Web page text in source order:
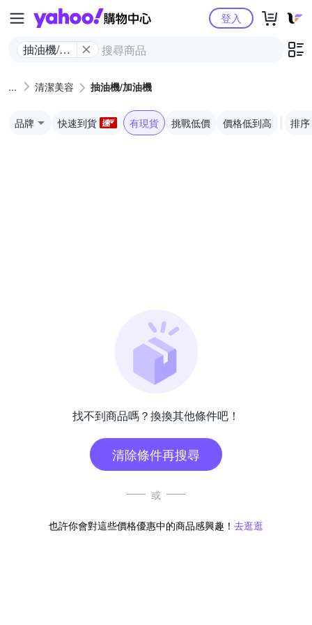
Yahoo購物中心
抽油機/加
登入
清潔美容 抽油機/加油機
品牌 快速到貨 有現貨 挑戰低價 價格低到高 排序
找不到商品嗎？換換其他條件吧！
清除條件再搜尋
或
也許你會對這些價格優惠中的商品感興趣！ 去逛逛